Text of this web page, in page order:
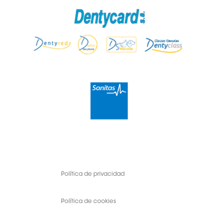
Política de privacidad
Política de cookies